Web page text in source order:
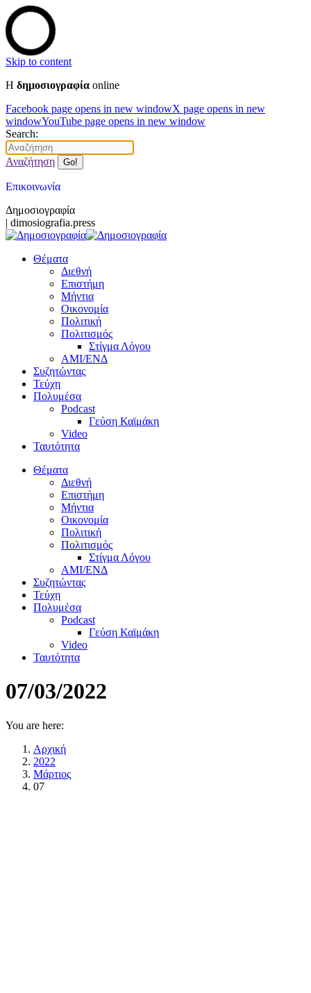
Skip to content
Η δημοσιογραφία online
Facebook page opens in new windowX page opens in new
windowYouTube page opens in new window
Search:
Αναζήτηση
Επικοινωνία
Δημοσιογραφία
| dimosiografia.press
Θέματα
Διεθνή
Επιστήμη
Μήντια
Οικονομία
Πολιτική
Πολιτισμός
Στίγμα Λόγου
AMI/ΕΝΔ
Συζητώντας
Τεύχη
Πολυμέσα
Podcast
Γεύση Καϊμάκη
Video
Ταυτότητα
Θέματα
Διεθνή
Επιστήμη
Μήντια
Οικονομία
Πολιτική
Πολιτισμός
Στίγμα Λόγου
AMI/ΕΝΔ
Συζητώντας
Τεύχη
Πολυμέσα
Podcast
Γεύση Καϊμάκη
Video
Ταυτότητα
07/03/2022
You are here:
Αρχική
2022
Μάρτιος
07